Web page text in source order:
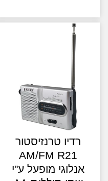
רדיו טרנזיסטור
AM/FM R21
מופעל ע"י